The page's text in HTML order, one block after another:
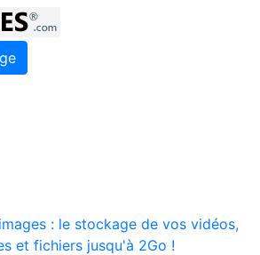
: le stockage de vos vidéos,
et fichiers jusqu'à 2Go !